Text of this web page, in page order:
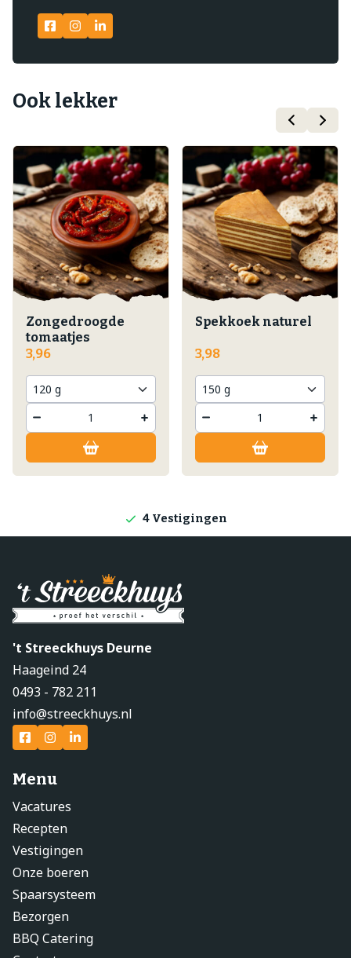
Ook lekker
Zongedroogde
tomaatjes
3,96
Spekkoek naturel
3,98
Lokale producten
4 Vestigingen
't Streeckhuys Deurne
Haageind 24
0493 - 782 211
info@streeckhuys.nl
Menu
Vacatures
Recepten
Vestigingen
Onze boeren
Spaarsysteem
Bezorgen
BBQ Catering